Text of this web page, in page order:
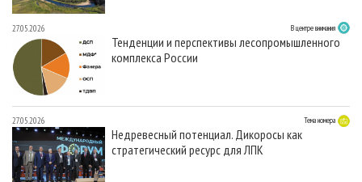
27.05.2026 В центре внимания
Тенденции и перспективы лесопромышленного
комплекса России
27.05.2026 Тема номера
Недревесный потенциал. Дикоросы как
стратегический ресурс для ЛПК